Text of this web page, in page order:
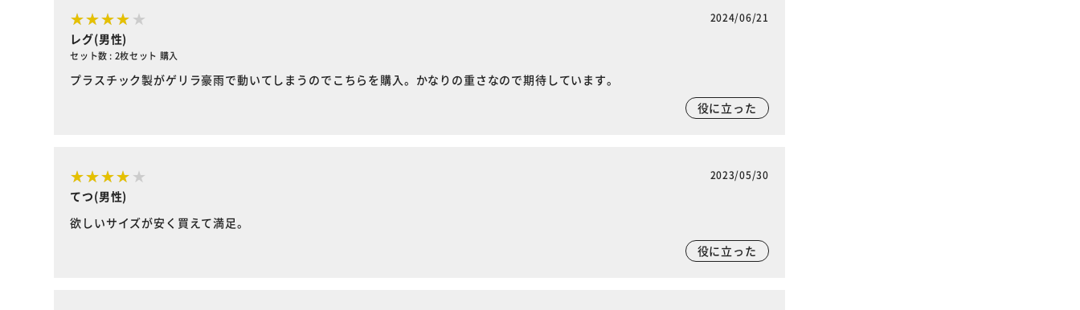
2024/06/21
レグ(男性)
セット数 : 2枚セット 購入
プラスチック製がゲリラ豪雨で動いてしまうのでこちらを購入。かなりの重さなので期待しています。
役に立った
2023/05/30
てつ(男性)
欲しいサイズが安く買えて満足。
役に立った